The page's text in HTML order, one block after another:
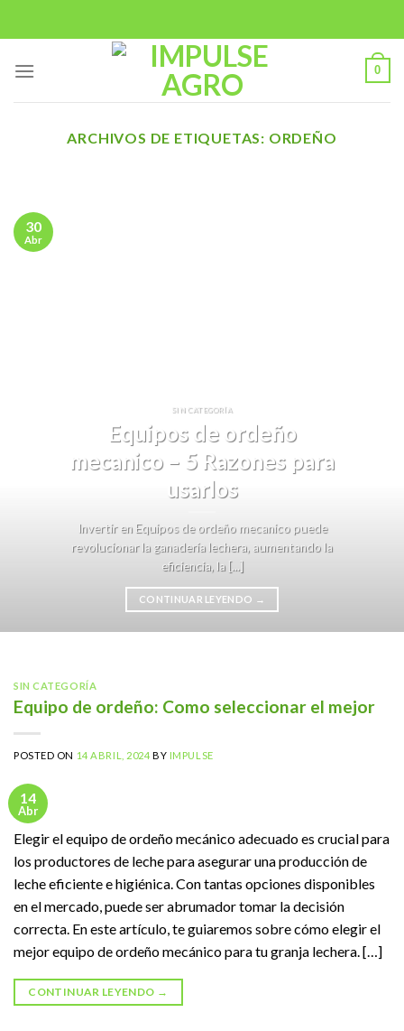
0
ARCHIVOS DE ETIQUETAS: ORDEÑO
SIN CATEGORÍA
Equipos de ordeño
mecanico – 5 Razones para
usarlos
Invertir en Equipos de ordeño mecanico puede
revolucionar la ganadería lechera, aumentando la
eficiencia, la [...]
CONTINUAR LEYENDO →
30
Abr
SIN CATEGORÍA
Equipo de ordeño: Como seleccionar el mejor
POSTED ON 14 ABRIL, 2024 BY IMPULSE
14
Abr
Elegir el equipo de ordeño mecánico adecuado es crucial para
los productores de leche para asegurar una producción de
leche eficiente e higiénica. Con tantas opciones disponibles
en el mercado, puede ser abrumador tomar la decisión
correcta. En este artículo, te guiaremos sobre cómo elegir el
mejor equipo de ordeño mecánico para tu granja lechera. […]
CONTINUAR LEYENDO →